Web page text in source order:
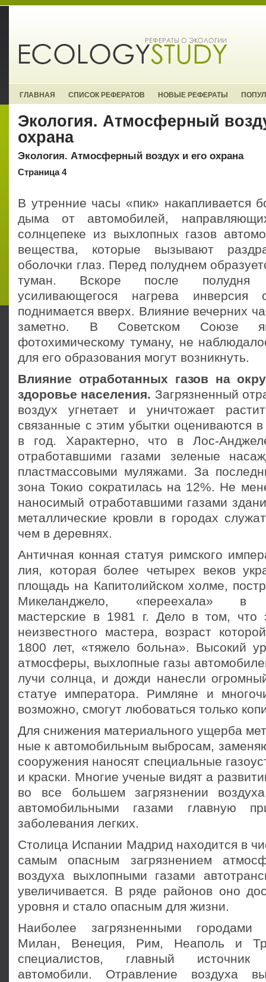
ГЛАВНАЯ СПИСОК РЕФЕРАТОВ НОВЫЕ РЕФЕРАТЫ
Экология. Атмосферный
охрана
Экология. Атмосферный воздух и его охрана
Страница 4
В утренние часы «пик» накапливается
дыма от автомобилей,
солнцепеке из выхлопных газов
вещества, которые вызывают
оболочки глаз. Перед полуднем
туман. Вскоре после полудня
усиливающегося нагрева инверсия
поднимается вверх. Влияние вечерних
заметно. В Советском Союзе
фотохимическому туману, не
для его образования могут возникнуть.
Влияние отработанных газов на
здо­ровье населения. Загрязненный
воздух угнетает и уничтожает
связанные с этим убытки оцениваются
в год. Характерно, что в Лос-
отработавшими газами зеленые
пластмассовыми муляжами. За
зона Токио сократилась на 12%. Не
наносимый отработавшими газами
металлические кровли в городах
чем в деревнях.
Античная конная статуя римского
лия, которая более четырех веков
площадь на Капитолийском холме,
Микеланджело, «переехала» в
мастерские в 1981 г. Дело в том, что
неизвестного мастера, возраст
1800 лет, «тяжело больна». Высокий
атмосферы, выхлопные газы
лучи солнца, и дожди нанесли
статуе императора. Римляне и
возможно, смогут любоваться только
Для снижения материального ущерба
ные к автомобильным выбросам,
со­оружения наносят специальные
и кра­ски. Многие ученые видят а
во все большем загрязнении
автомобильными газами главную
заболевания легких.
Столица Испании Мадрид находится в
самым опасным загрязнением
воздуха выхлопными газами
увеличивается. В ряде районов оно
уровня и стало опас­ным для жизни.
Наиболее загрязненными городами
Милан, Венеция, Рим, Неаполь и
специалистов, глав­ный
автомобили. Отравление воздуха